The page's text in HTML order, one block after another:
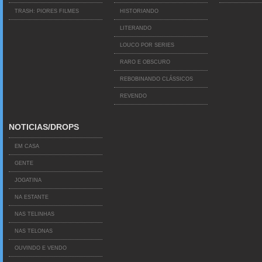
TRASH: PIORES FILMES HISTORIANDO
LITERANDO
LOUCO POR SERIES
RARO E OBSCURO
REBOBINANDO CLÁSSICOS
REVENDO
NOTICIAS/DROPS
EM CASA
GENTE
JOGATINA
NA ESTANTE
NAS TELINHAS
NAS TELONAS
OUVINDO E VENDO